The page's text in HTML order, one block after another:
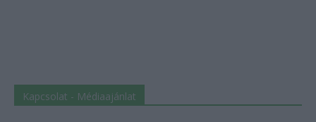
Kapcsolat - Médiaajánlat